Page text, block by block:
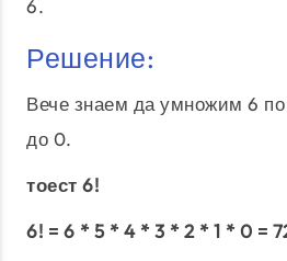
6.
Решение:
Вече знаем да умножим 6
до 0.
тоест 6!
6! = 6 * 5 * 4 * 3 * 2 * 1 * 0 =